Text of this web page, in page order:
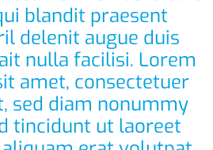
blandit praesent
delenit augue duis
nulla facilisi. Lorem
amet, consectetuer
sed diam nonummy
tincidunt ut laoreet